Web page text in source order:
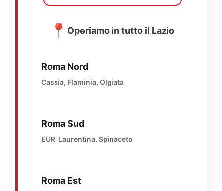
📍 Operiamo in tutto il Lazio
Roma Nord
Cassia, Flaminia, Olgiata
Roma Sud
EUR, Laurentina, Spinaceto
Roma Est